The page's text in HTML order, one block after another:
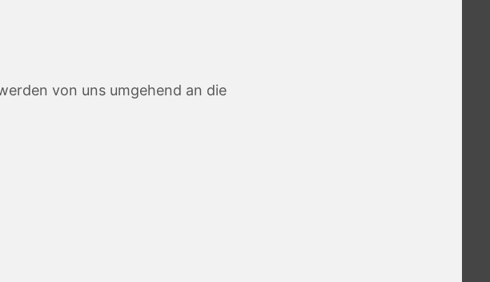
von uns umgehend an die